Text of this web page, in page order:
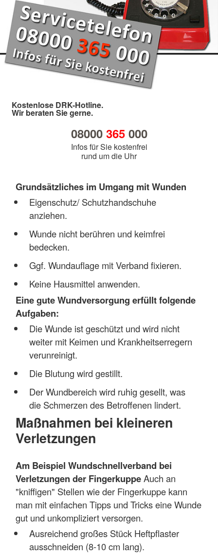
Kostenlose DRK-Hotline.
Wir beraten Sie gerne.
08000 365000
Infos für Sie kostenfrei
rund um die Uhr
Grundsätzliches im Umgang mit Wunden
Eigenschutz/ Schutzhandschuhe
anziehen.
Wunde nicht berühren und keimfrei
bedecken.
Ggf. Wundauflage mit Verband fixieren.
Keine Hausmittel anwenden.
Eine gute Wundversorgung erfüllt folgende
Aufgaben:
Die Wunde ist geschützt und wird nicht
weiter mit Keimen und Krankheitserregern
verunreinigt.
Die Blutung wird gestillt.
Der Wundbereich wird ruhig gesellt, was
die Schmerzen des Betroffenen lindert.
Maßnahmen bei kleineren
Verletzungen
Am Beispiel Wundschnellverband bei
Verletzungen der FingerkuppeAuch an
"kniffigen" Stellen wie der Fingerkuppe kann
man mit einfachen Tipps und Tricks eine Wunde
gut und unkompliziert versorgen.
Ausreichend großes Stück Heftpflaster
ausschneiden (8-10 cm lang).